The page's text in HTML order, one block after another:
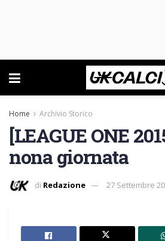
Home Archivio Storico
[LEAGUE ONE
nona giornata
di Redazione 27 Settembre